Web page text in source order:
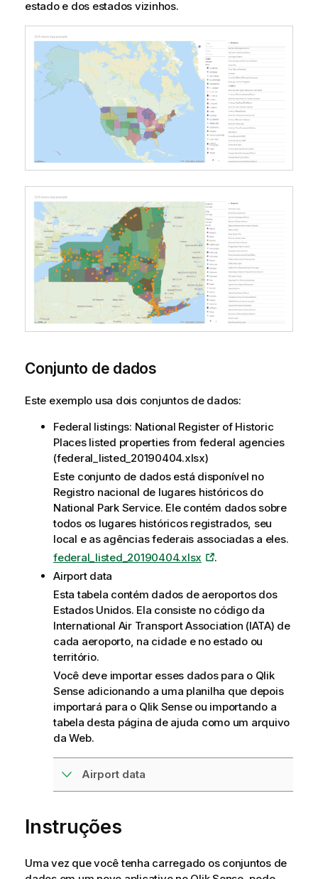
estado e dos estados vizinhos.
Conjunto de dados
Este exemplo usa dois conjuntos de dados:
Federal listings: National Register of Historic
Places listed properties from federal agencies
(federal_listed_20190404.xlsx)
Este conjunto de dados está disponível no
Registro nacional de lugares históricos do
National Park Service. Ele contém dados sobre
todos os lugares históricos registrados, seu
local e as agências federais associadas a eles.
federal_listed_20190404.xlsx
.
Airport data
Esta tabela contém dados de aeroportos dos
Estados Unidos. Ela consiste no código da
International Air Transport Association (IATA) de
cada aeroporto, na cidade e no estado ou
território.
Você deve importar esses dados para o Qlik
Senseadicionando a uma planilha que depois
importará para o Qlik Senseou importando a
tabela desta página de ajuda como um arquivo
da Web.
Airport data
Instruções
Uma vez que você tenha carregado os conjuntos de